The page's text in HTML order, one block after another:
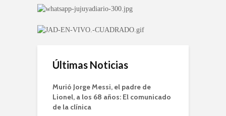
Últimas Noticias
Murió Jorge Messi, el padre de
Lionel, a los 68 años: El comunicado
de la clínica